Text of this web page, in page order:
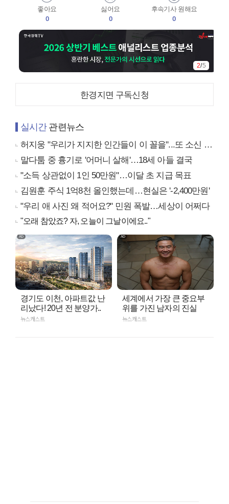
좋아요
0
싫어요
0
후속기사 원해요
0
2/5
한경지면 구독신청
실시간관련뉴스
허지웅 "우리가 지지한 인간들이 이 꼴을"...또 소신 발언
말다툼 중 흉기로 '어머니 살해'…18세 아들 결국
"소득 상관없이 1인 50만원"…이달 초 지급 목표
김원훈 주식 1억8천 올인했는데…현실은 '-2,400만원'
"우리 애 사진 왜 적어요?" 민원 폭발…세상이 어쩌다
"오래 참았죠? 자, 오늘이 그날이에요.."
경기도 이천, 아파트값 난
리났다! 20년 전 분양가..
뉴스캐스트
세계에서 가장 큰 중요부
위를 가진 남자의 진실
뉴스캐스트